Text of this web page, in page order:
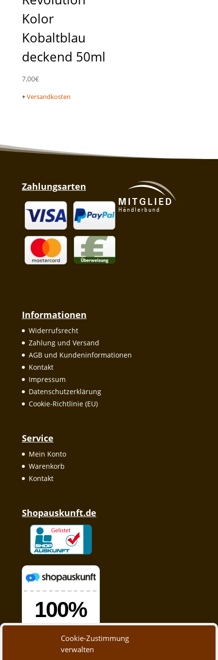
Cookie-Zustimmung
verwalten
Kolor
Kobaltblau
deckend 50ml
7,00€
+Versandkosten
Zahlungsarten
Informationen
Widerrufsrecht
Zahlung und Versand
AGB und Kundeninformationen
Kontakt
Impressum
Datenschutzerklärung
Cookie-Richtlinie (EU)
Service
Mein Konto
Warenkorb
Kontakt
Shopauskunft.de